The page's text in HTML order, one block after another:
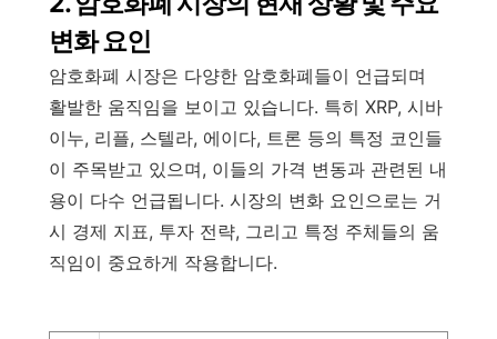
변화 요인
암호화폐 시장은 다양한 암호화폐들이 언급되며
활발한 움직임을 보이고 있습니다. 특히 XRP, 시바
이누, 리플, 스텔라, 에이다, 트론 등의 특정 코인들
이 주목받고 있으며, 이들의 가격 변동과 관련된 내
용이 다수 언급됩니다. 시장의 변화 요인으로는 거
시 경제 지표, 투자 전략, 그리고 특정 주체들의 움
직임이 중요하게 작용합니다.